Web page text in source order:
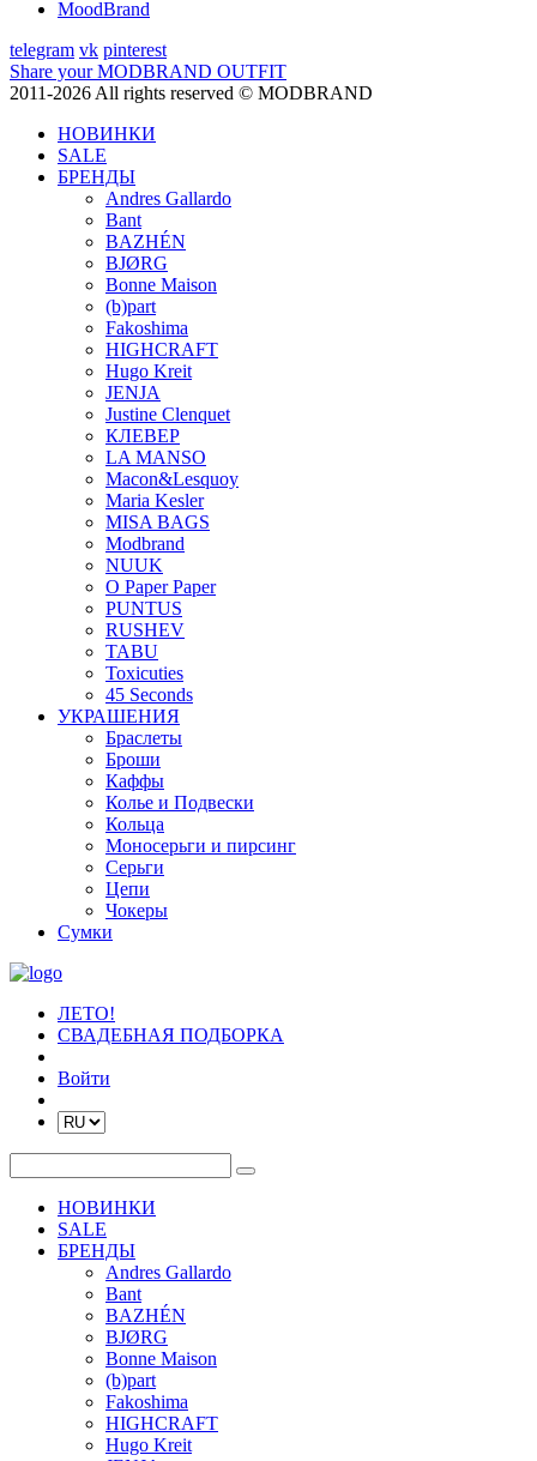
MoodBrand
telegram vk pinterest
Share your MODBRAND OUTFIT
2011-2026 All rights reserved © MODBRAND
НОВИНКИ
SALE
БРЕНДЫ
Andres Gallardo
Bant
BAZHÉN
BJØRG
Bonne Maison
(b)part
Fakoshima
HIGHCRAFT
Hugo Kreit
JENJA
Justine Clenquet
КЛЕВЕР
LA MANSO
Macon&Lesquoy
Maria Kesler
MISA BAGS
Modbrand
NUUK
O Paper Paper
PUNTUS
RUSHEV
TABU
Toxicuties
45 Seconds
УКРАШЕНИЯ
Браслеты
Броши
Каффы
Колье и Подвески
Кольца
Моносерьги и пирсинг
Серьги
Цепи
Чокеры
Сумки
ЛЕТО!
СВАДЕБНАЯ ПОДБОРКА
Войти
НОВИНКИ
SALE
БРЕНДЫ
Andres Gallardo
Bant
BAZHÉN
BJØRG
Bonne Maison
(b)part
Fakoshima
HIGHCRAFT
Hugo Kreit